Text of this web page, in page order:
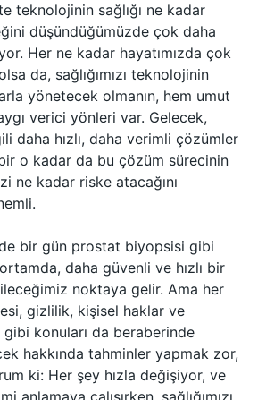
teknolojinin sağlığı ne kadar
düşündüğümüzde çok daha
Her ne kadar hayatımızda çok
da, sağlığımızı teknolojinin
yönetecek olmanın, hem umut
verici yönleri var. Gelecek,
daha hızlı, daha verimli çözümler
o kadar da bu çözüm sürecinin
ne kadar riske atacağını
bir gün prostat biyopsisi gibi
daha güvenli ve hızlı bir
noktaya gelir. Ama her
gizlilik, kişisel haklar ve
konuları da beraberinde
hakkında tahminler yapmak zor,
ki: Her şey hızla değişiyor, ve
anlamaya çalışırken, sağlığımızı